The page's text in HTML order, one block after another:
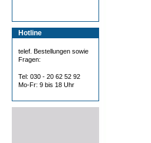
Hotline
telef. Bestellungen sowie
Fragen:
Tel: 030 - 20 62 52 92
Mo-Fr: 9 bis 18 Uhr